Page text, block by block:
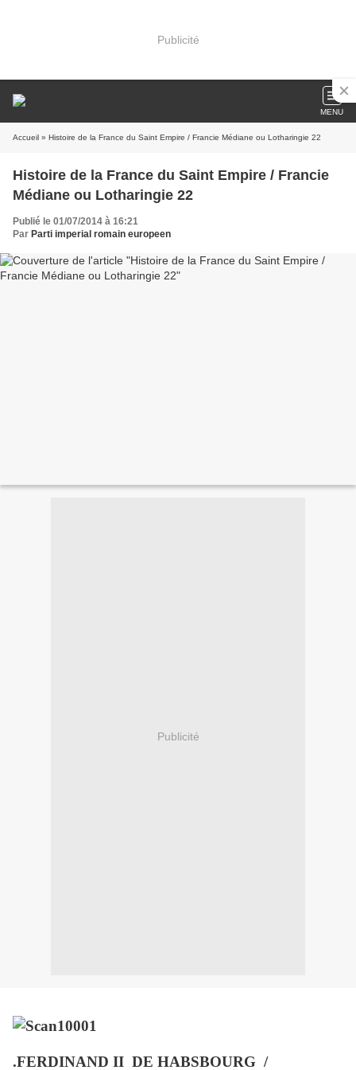
Publicité
MENU
Accueil » Histoire de la France du Saint Empire / Francie Médiane ou Lotharingie 22
Histoire de la France du Saint Empire / Francie
Médiane ou Lotharingie 22
Publié le 01/07/2014 à 16:21
Par Parti imperial romain europeen
Publicité
.FERDINAND II DE HABSBOURG /